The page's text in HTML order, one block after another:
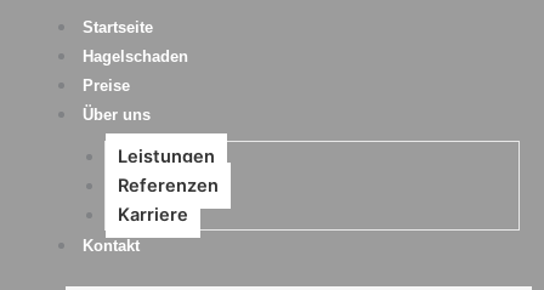
Startseite
Hagelschaden
Preise
Über uns
Leistungen
Referenzen
Karriere
Kontakt